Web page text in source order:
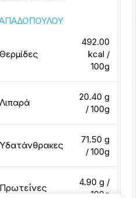
Θερμίδες
492.00
kcal /
100g
Λιπαρά
20.40 g
/ 100g
Υδατάνθρακες
71.50 g
/ 100g
Πρωτεΐνες
4.90 g /
100g